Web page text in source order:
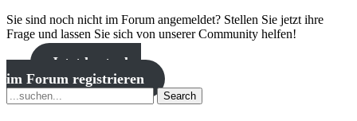
Sie sind noch nicht im Forum angemeldet? Stellen Sie jetzt ihre
Frage und lassen Sie sich von unserer Community helfen!
Jetzt kostenlos
im Forum registrieren
Search